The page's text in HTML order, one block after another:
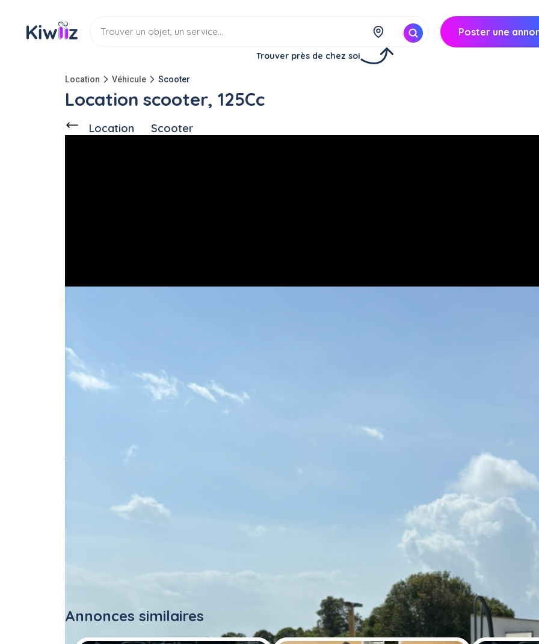
Trouver près de chez soi
Poster une
Location Véhicule Scooter
Location scooter, 125Cc
Location Scooter
Description de l'annonce
Location scooter, 125 Aprilia, neuf kilométrage illimité avec top, Case, Gand, antivol, casque
Annonces similaires